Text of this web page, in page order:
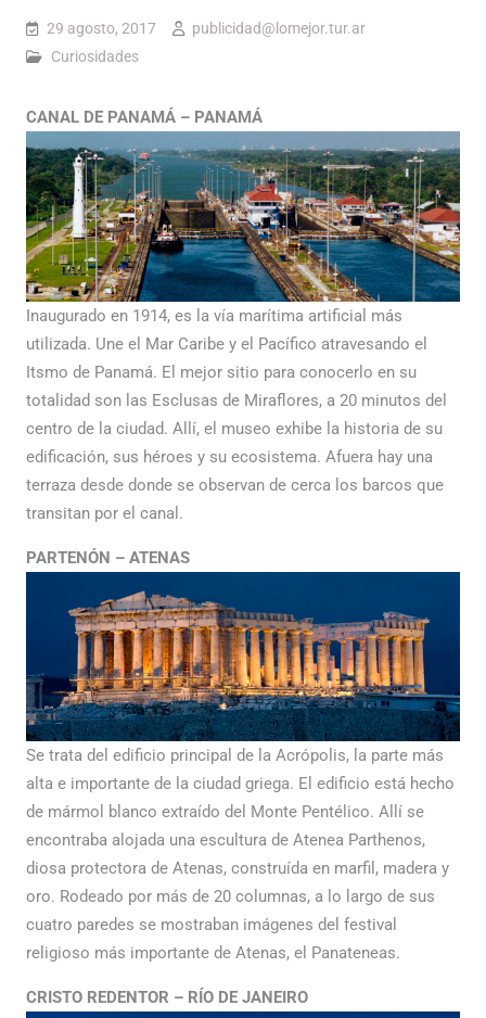
29 agosto, 2017
publicidad@lomejor.tur.ar
Curiosidades
CANAL DE PANAMÁ – PANAMÁ
Inaugurado en 1914, es la vía marítima artificial más
utilizada. Une el Mar Caribe y el Pacífico atravesando el
Itsmo de Panamá. El mejor sitio para conocerlo en su
totalidad son las Esclusas de Miraflores, a 20 minutos del
centro de la ciudad. Allí, el museo exhibe la historia de su
edificación, sus héroes y su ecosistema. Afuera hay una
terraza desde donde se observan de cerca los barcos que
transitan por el canal.
PARTENÓN – ATENAS
Se trata del edificio principal de la Acrópolis, la parte más
alta e importante de la ciudad griega. El edificio está hecho
de mármol blanco extraído del Monte Pentélico. Allí se
encontraba alojada una escultura de Atenea Parthenos,
diosa protectora de Atenas, construída en marfil, madera y
oro. Rodeado por más de 20 columnas, a lo largo de sus
cuatro paredes se mostraban imágenes del festival
religioso más importante de Atenas, el Panateneas.
CRISTO REDENTOR – RÍO DE JANEIRO